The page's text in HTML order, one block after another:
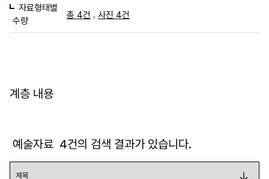
자료형태별
수량
총 4건 , 사진 4건
계층 내용
예술자료 4건의 검색 결과가 있습니다.